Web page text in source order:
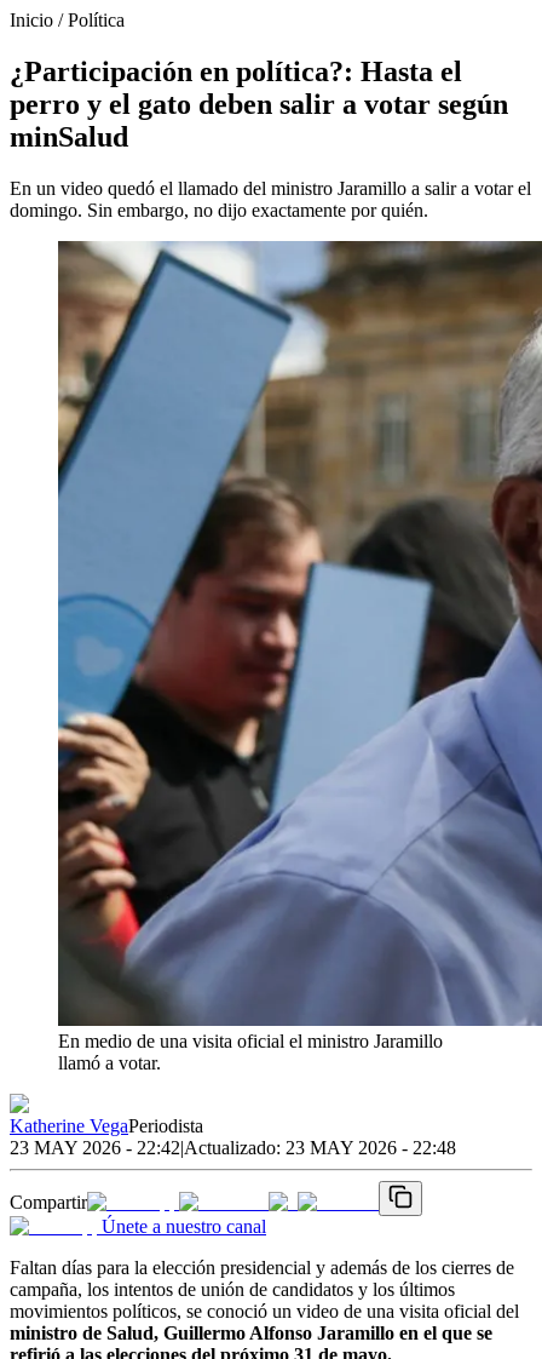
Inicio /Política
¿Participación en política?: Hasta el
perro y el gato deben salir a votar según
minSalud
En un video quedó el llamado del ministro Jaramillo a salir a votar el
domingo. Sin embargo, no dijo exactamente por quién.
En medio de una visita oficial el ministro Jaramillo
llamó a votar.
Katherine VegaPeriodista
23 MAY 2026 - 22:42|Actualizado: 23 MAY 2026 - 22:48
Compartir
Únete a nuestro canal
Faltan días para la elección presidencial y además de los cierres de
campaña, los intentos de unión de candidatos y los últimos
movimientos políticos, se conoció un video de una visita oficial del
ministro de Salud, Guillermo Alfonso Jaramillo en el que se
refirió a las elecciones del próximo 31 de mayo.